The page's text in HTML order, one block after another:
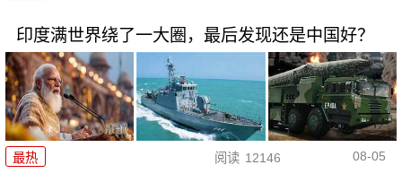
印度满世界绕了一大圈，最后发现还是中国好？
最热 阅读 12146 08-05